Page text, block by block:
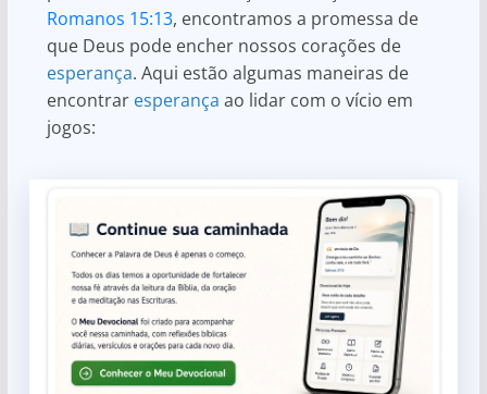
Romanos 15:13, encontramos a promessa de
que Deus pode encher nossos corações de
esperança. Aqui estão algumas maneiras de
encontrar esperança ao lidar com o vício em
jogos: